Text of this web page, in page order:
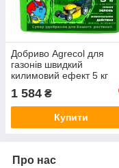
Добриво Agrecol для
газонів швидкий
килимовий ефект 5 кг
1 584 ₴
Купити
Про нас